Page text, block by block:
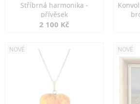
Stříbrná harmonika -
přívěsek
2 100 Kč
NOVÉ NOVÉ